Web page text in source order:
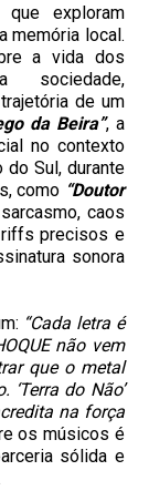
exploram
memória local.
a vida dos
de um
da Beira”, a
no contexto
do Sul, durante
como “Doutor
caos
riffs precisos e
sonora
“Cada letra é
não vem
que o metal
do Não’
na força
os músicos é
sólida e